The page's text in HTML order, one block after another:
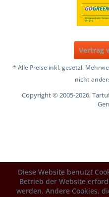
Vertrag
* Alle Preise inkl. gesetzl.
nicht
Copyright © 2005-2026,
Diese Website benutzt
Betrieb der Website
werden. Andere Cookies,